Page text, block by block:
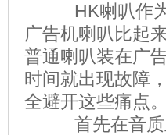
HK喇叭作为
广告机喇叭比起
普通喇叭装在广
时间就出现故障
全避开这些痛点。
首先在音质上